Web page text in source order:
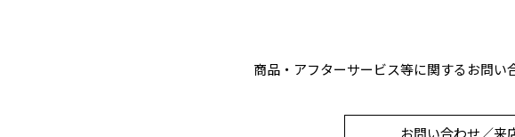
商品・アフターサービス等に関するお問い
お問い合わせ／来